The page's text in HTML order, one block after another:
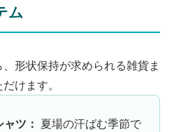
ム
形状保持が求められる雑貨ま
けます。
ツ： 夏場の汗ばむ季節で